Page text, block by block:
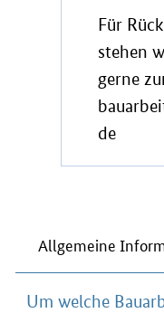
Für
stehen
gerne
de
Allgemeine
Um welche